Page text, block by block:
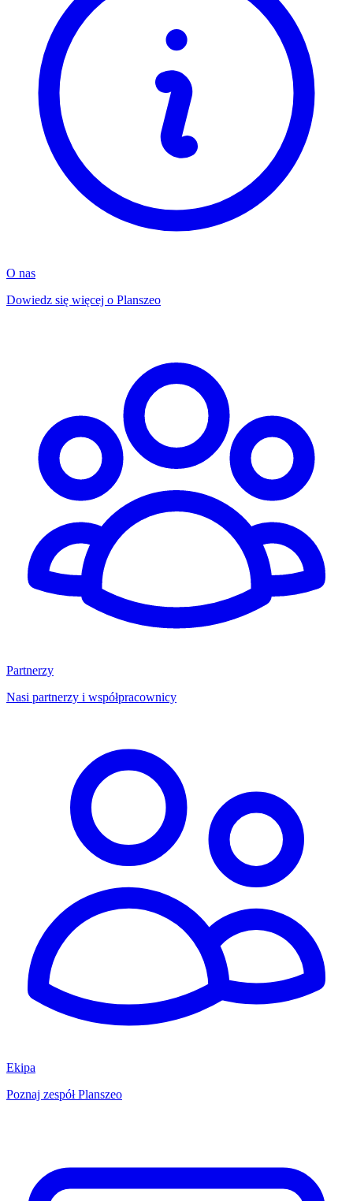
O nas
Dowiedz się więcej o Planszeo
Partnerzy
Nasi partnerzy i współpracownicy
Ekipa
Poznaj zespół Planszeo